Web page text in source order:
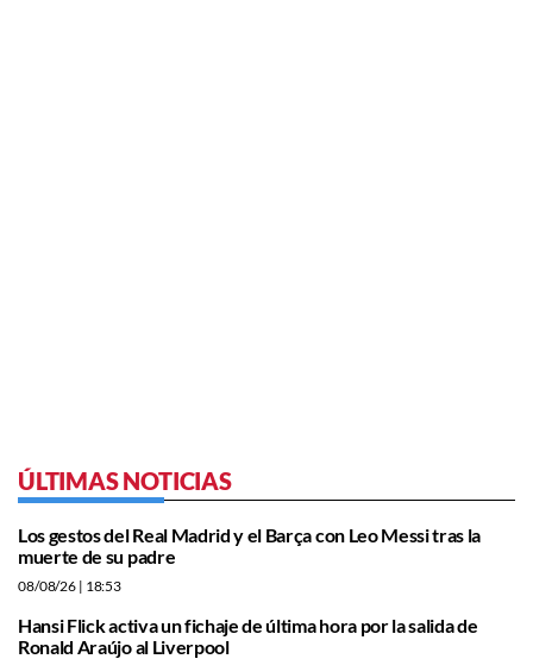
ÚLTIMAS NOTICIAS
Los gestos del Real Madrid y el Barça con Leo Messi tras la
muerte de su padre
08/08/26 | 18:53
Hansi Flick activa un fichaje de última hora por la salida de
Ronald Araújo al Liverpool